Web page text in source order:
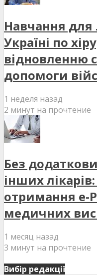
Навчання для
Україні по
відновленню
допомоги
1 неделя назад
2 минут на прочтение
Без
інших
отримання е-
медичних
1 месяц назад
3 минут на прочтение
Вибір редакції